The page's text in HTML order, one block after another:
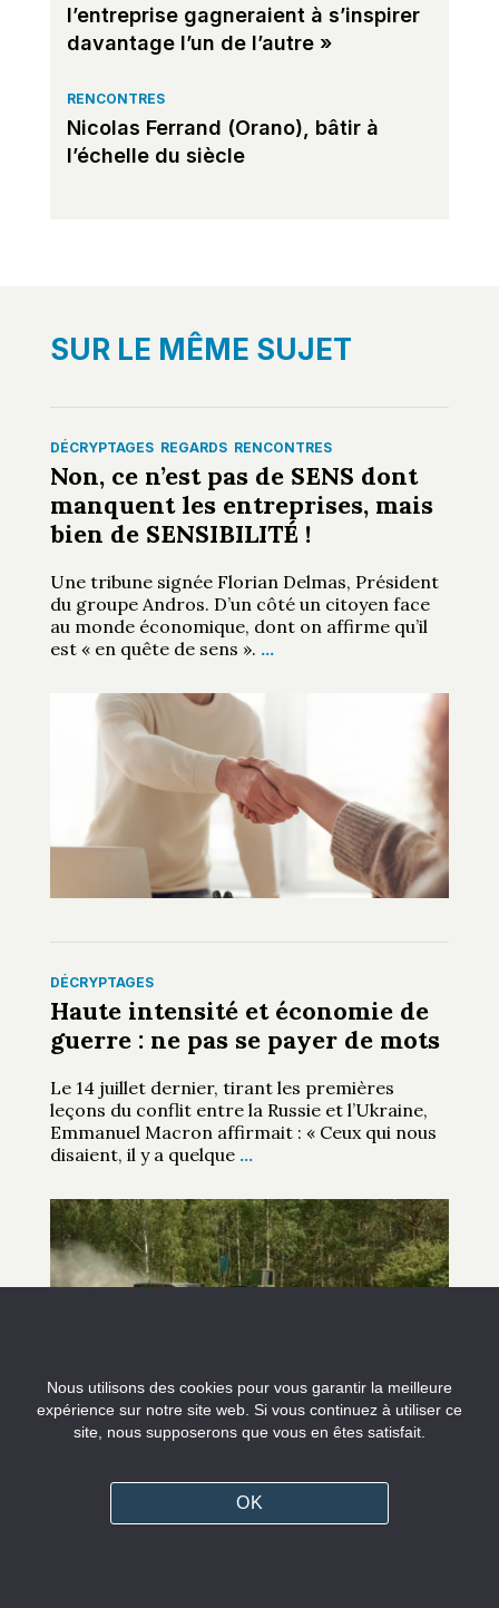
l’entreprise gagneraient à s’inspirer
davantage l’un de l’autre »
RENCONTRES
Nicolas Ferrand (Orano), bâtir à
l’échelle du siècle
SUR LE MÊME SUJET
DÉCRYPTAGES REGARDS RENCONTRES
Non, ce n’est pas de SENS dont
manquent les entreprises, mais
bien de SENSIBILITÉ !
Une tribune signée Florian Delmas, Président
du groupe Andros. D’un côté un citoyen face
au monde économique, dont on affirme qu’il
est « en quête de sens ». …
DÉCRYPTAGES
Haute intensité et économie de
guerre : ne pas se payer de mots
Le 14 juillet dernier, tirant les premières
leçons du conflit entre la Russie et l’Ukraine,
Emmanuel Macron affirmait : « Ceux qui nous
disaient, il y a quelque …
DÉCRYPTAGES
Grand Paris Express : la «
Nous utilisons des cookies pour vous garantir la meilleure
expérience sur notre site web. Si vous continuez à utiliser ce
site, nous supposerons que vous en êtes satisfait.
OK